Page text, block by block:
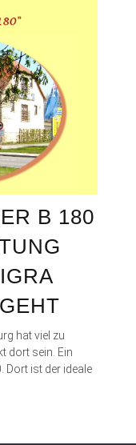
B 180
hat viel zu
dort sein. Ein
Dort ist der ideale